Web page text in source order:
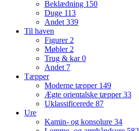
Beklædning 150
Duge 113
Andet 339
Til haven
Figurer 2
Møbler 2
Trug & kar0
Andet 7
Tæpper
Moderne tæpper 149
Ægte orientalske tæpper33
Uklassificerede 87
Ure
Kamin- og konsolure 34